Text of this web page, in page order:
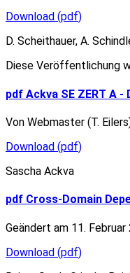
Download (pdf)
D. Scheithauer, A.
Diese Veröffentlichung
pdf Ackva SE ZERT A
Von Webmaster (T.
Download (pdf)
Sascha Ackva
pdf Cross-Domain
Geändert am 11. Februar
Download (pdf)